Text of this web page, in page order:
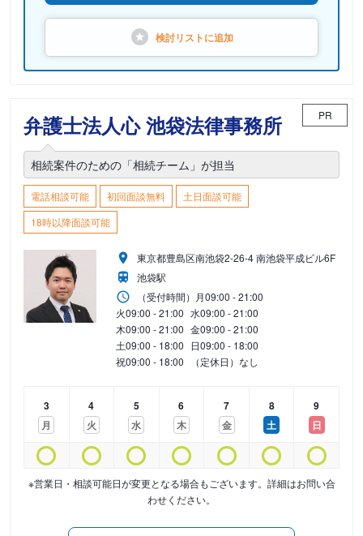
検討リストに追加
弁護士法人心 池袋法律事務所 PR
相続案件のための「相続チーム」が担当
電話相談可能 初回面談無料
土日面談可能
18時以降面談可能
東京都豊島区南池袋2-26-4 南池袋平成ビル6F
池袋駅
（受付時間） 月09:00 - 21:00
火09:00 - 21:00 水09:00 - 21:00
木09:00 - 21:00 金09:00 - 21:00
土09:00 - 18:00 日09:00 - 18:00
祝09:00 - 18:00 （定休日）なし
3
月
4
火
5
水
6
木
7
金
8
土
9
日
※営業日・相談可能日が変更となる場合もございます。詳細はお問い合
わせください。